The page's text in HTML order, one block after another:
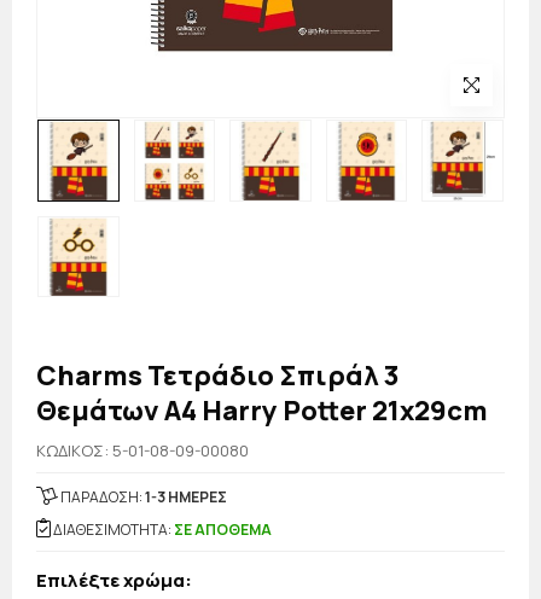
Charms Τετράδιο Σπιράλ 3
Θεμάτων Α4 Harry Potter 21x29cm
KΩΔΙΚΟΣ: 5-01-08-09-00080
ΠΑΡΑΔΟΣΗ:1-3 ΗΜΕΡΕΣ
ΔΙΑΘΕΣΙΜΟΤΗΤΑ: ΣΕ ΑΠΟΘΕΜΑ
Επιλέξτε χρώμα: